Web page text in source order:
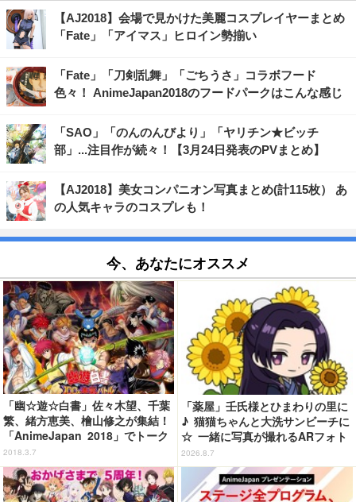
【AJ2018】会場で見かけた美麗コスプレイヤーまとめ
「Fate」「アイマス」ヒロイン勢揃い
「Fate」「刀剣乱舞」「ごちうさ」コラボフード
色々！ AnimeJapan2018のフードパークはこんな感じ
「SAO」「のんのんびより」「ヤリチン★ビッチ
部」...注目作が続々！【3月24日発表のPVまとめ】
【AJ2018】美女コンパニオン写真まとめ(計115枚） あ
の人気キャラのコスプレも！
今、あなたにオススメ
「幽☆遊☆白書」佐々木望、千葉
繁、緒方恵美、檜山修之が集結！
「AnimeJapan 2018」でトーク
ショー
2018.3.7
「薬屋」壬氏様とひまわりの里に
♪ 猫猫ちゃんと大洗サンビーチに
☆ 一緒に写真が撮れるARフォト
スポット企画「猫猫・壬氏と夏巡
り」開催【茨城県】
2026.8.7